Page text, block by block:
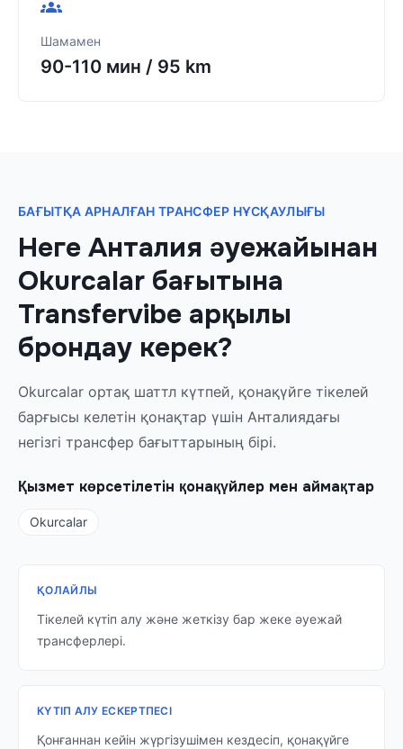
Шамамен
90-110 мин / 95 km
БАҒЫТҚА АРНАЛҒАН ТРАНСФЕР НҰСҚАУЛЫҒЫ
Неге Анталия әуежайынан
Okurcalar бағытына
Transfervibe арқылы
брондау керек?
Okurcalar ортақ шаттл күтпей, қонақүйге тікелей
барғысы келетін қонақтар үшін Анталиядағы
негізгі трансфер бағыттарының бірі.
Қызмет көрсетілетін қонақүйлер мен аймақтар
Okurcalar
ҚОЛАЙЛЫ
Тікелей күтіп алу және жеткізу бар жеке әуежай
трансферлері.
КҮТІП АЛУ ЕСКЕРТПЕСІ
Қонғаннан кейін жүргізушімен кездесіп, қонақүйге